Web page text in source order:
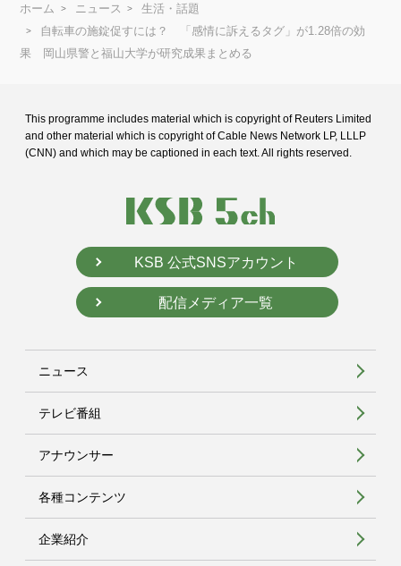
ホーム ニュース
生活・話題
自転車の施錠促すには？ 「感情に訴えるタグ」が1.28倍の効
果 岡山県警と福山大学が研究成果まとめる
This programme includes material which is copyright of Reuters Limited
and other material which is copyright of Cable News Network LP, LLLP
(CNN) and which may be captioned in each text. All rights reserved.
KSB 公式SNSアカウント
配信メディア一覧
ニュース
テレビ番組
アナウンサー
各種コンテンツ
企業紹介